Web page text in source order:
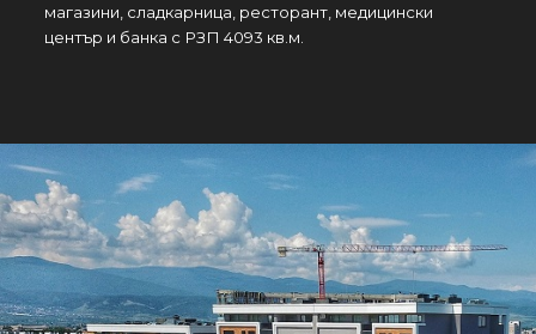
магазини, сладкарница, ресторант, медицински
център и банка с РЗП 4093 кв.м.